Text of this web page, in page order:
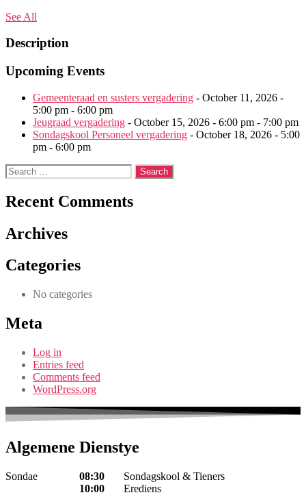
See All
Description
Upcoming Events
Gemeenteraad en susters vergadering - October 11, 2026 -
5:00 pm - 6:00 pm
Jeugraad vergadering - October 15, 2026 - 6:00 pm - 7:00 pm
Sondagskool Personeel vergadering - October 18, 2026 - 5:00
pm - 6:00 pm
Search
for:
Recent Comments
Archives
Categories
No categories
Meta
Log in
Entries feed
Comments feed
WordPress.org
Algemene Dienstye
Sondae
08:30
10:00
Sondagskool & Tieners
Erediens